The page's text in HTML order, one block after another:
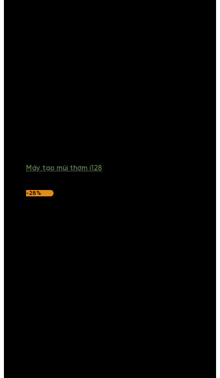
Máy tạo mùi thơm i128
-28%